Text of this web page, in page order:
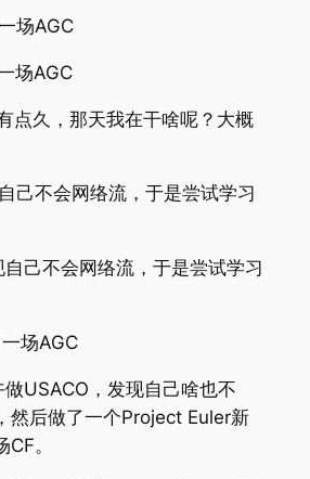
场AGC
场AGC
点久，那天我在干啥呢？大概
己不会网络流，于是尝试学习
己不会网络流，于是尝试学习
场AGC
USACO，发现自己啥也不
然后做了一个Project Euler新
。